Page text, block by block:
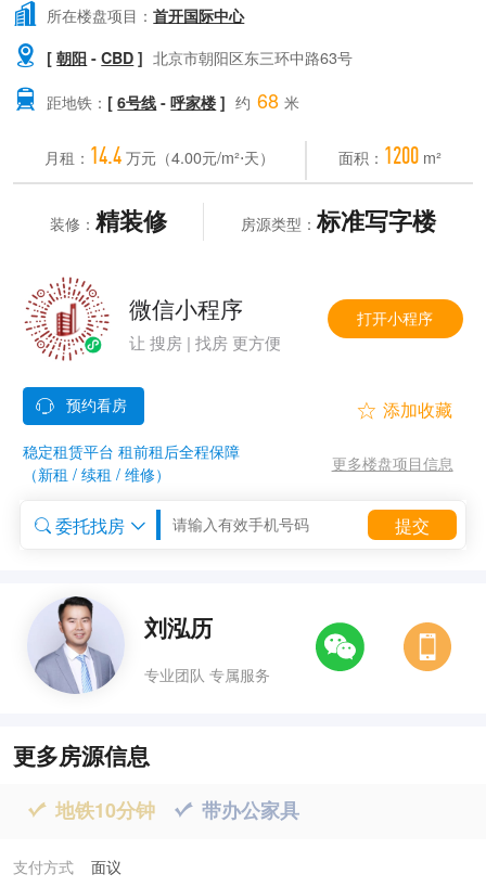

 所在楼盘项目：首开国际中心
 [朝阳 -CBD ] 北京市朝阳区东三环中路63号
 距地铁： [6号线 -呼家楼 ] 约 68 米
月租： 14.4 万元（4.00元/m²⋅天） 面积： 1200 m²
装修： 精装修 房源类型：标准写字楼
微信小程序
让 搜房 | 找房 更方便
打开小程序
稳定租赁平台 租前租后全程保障
（新租 / 续租 / 维修）

更多楼盘项目信息
 委托找房  提交
刘泓历
专业团队 专属服务
更多房源信息
 地铁10分钟  带办公家具
支付方式 面议